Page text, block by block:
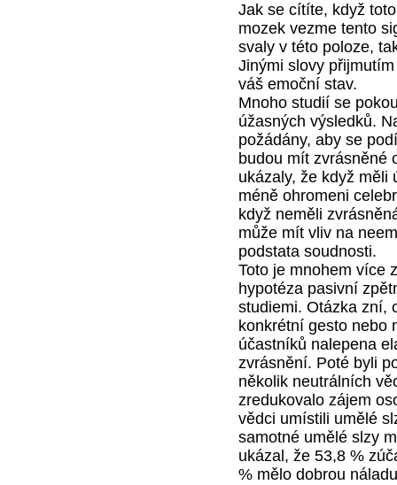
Jak se cítíte, když
mozek vezme tento
svaly v této poloze,
Jinými slovy
váš emoční stav.
Mnoho studií se
úžasných výsledků.
požádány, aby se
budou mít zvrásněné
ukázaly, že když měli
méně ohromeni
když neměli
může mít vliv na
podstata soudnosti.
Toto je mnohem více
hypotéza pasivní
studiemi. Otázka zní,
konkrétní gesto nebo
účastníků nalepena
zvrásnění. Poté byli
několik neutrálních
zredukovalo zájem
vědci umístili umělé
samotné umělé slzy
ukázal, že 53,8 %
% mělo dobrou